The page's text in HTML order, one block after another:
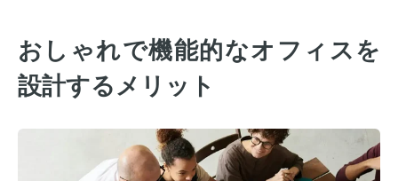
おしゃれで機能的なオフィスを
設計するメリット